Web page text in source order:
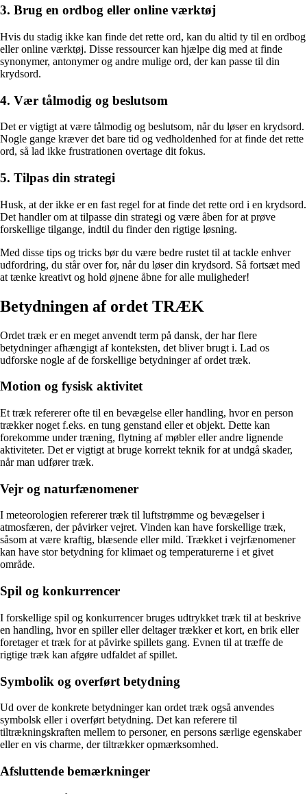
3. Brug en ordbog eller online værktøj
Hvis du stadig ikke kan finde det rette ord, kan du altid ty til en ordbog
eller online værktøj. Disse ressourcer kan hjælpe dig med at finde
synonymer, antonymer og andre mulige ord, der kan passe til din
krydsord.
4. Vær tålmodig og beslutsom
Det er vigtigt at være tålmodig og beslutsom, når du løser en krydsord.
Nogle gange kræver det bare tid og vedholdenhed for at finde det rette
ord, så lad ikke frustrationen overtage dit fokus.
5. Tilpas din strategi
Husk, at der ikke er en fast regel for at finde det rette ord i en krydsord.
Det handler om at tilpasse din strategi og være åben for at prøve
forskellige tilgange, indtil du finder den rigtige løsning.
Med disse tips og tricks bør du være bedre rustet til at tackle enhver
udfordring, du står over for, når du løser din krydsord. Så fortsæt med
at tænke kreativt og hold øjnene åbne for alle muligheder!
Betydningen af ordet TRÆK
Ordet træk er en meget anvendt term på dansk, der har flere
betydninger afhængigt af konteksten, det bliver brugt i. Lad os
udforske nogle af de forskellige betydninger af ordet træk.
Motion og fysisk aktivitet
Et træk refererer ofte til en bevægelse eller handling, hvor en person
trækker noget f.eks. en tung genstand eller et objekt. Dette kan
forekomme under træning, flytning af møbler eller andre lignende
aktiviteter. Det er vigtigt at bruge korrekt teknik for at undgå skader,
når man udfører træk.
Vejr og naturfænomener
I meteorologien refererer træk til luftstrømme og bevægelser i
atmosfæren, der påvirker vejret. Vinden kan have forskellige træk,
såsom at være kraftig, blæsende eller mild. Trækket i vejrfænomener
kan have stor betydning for klimaet og temperaturerne i et givet
område.
Spil og konkurrencer
I forskellige spil og konkurrencer bruges udtrykket træk til at beskrive
en handling, hvor en spiller eller deltager trækker et kort, en brik eller
foretager et træk for at påvirke spillets gang. Evnen til at træffe de
rigtige træk kan afgøre udfaldet af spillet.
Symbolik og overført betydning
Ud over de konkrete betydninger kan ordet træk også anvendes
symbolsk eller i overført betydning. Det kan referere til
tiltrækningskraften mellem to personer, en persons særlige egenskaber
eller en vis charme, der tiltrækker opmærksomhed.
Afsluttende bemærkninger